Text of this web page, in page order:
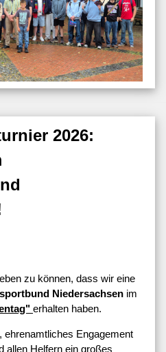
2026:
zu können, dass wir eine
Niedersachsen im
erhalten haben.
ehrenamtliches Engagement
allen Helfern ein großes